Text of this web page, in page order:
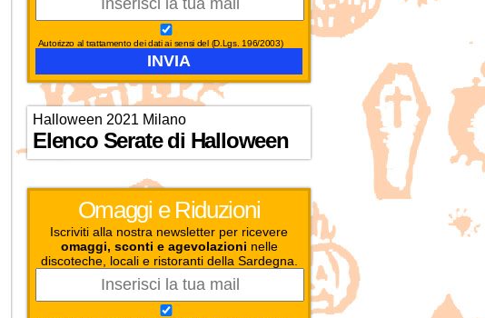
Autorizzo al trattamento dei dati ai sensi del (D.Lgs. 196/2003)
Halloween 2021 Milano
Elenco Serate di Halloween
Omaggi e Riduzioni
Iscriviti alla nostra newsletter per ricevere
omaggi, sconti e agevolazioni nelle
discoteche, locali e ristoranti della Sardegna.